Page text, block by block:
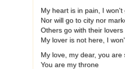
My heart is in pain, I won't
Nor will go to city nor
Others go with their lovers
My lover is not here, I
My love, my dear, you are
You are my throne